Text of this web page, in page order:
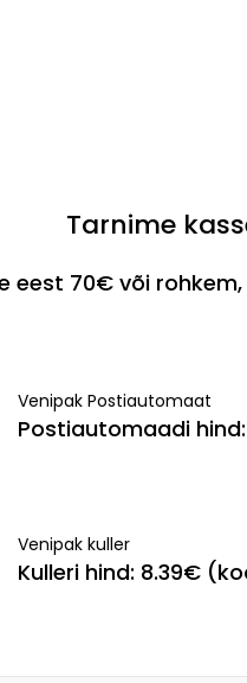
Tarnime
eest 70€ või
Venipak Postiautomaat
Postiautomaadi
Venipak kuller
Kulleri hind: 8.39€